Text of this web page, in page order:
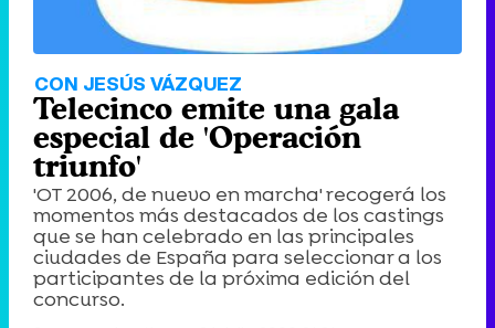
CON JESÚS VÁZQUEZ
Telecinco emite una gala
especial de 'Operación
triunfo'
'OT 2006, de nuevo en marcha' recogerá los
momentos más destacados de los castings
que se han celebrado en las principales
ciudades de España para seleccionar a los
participantes de la próxima edición del
concurso.